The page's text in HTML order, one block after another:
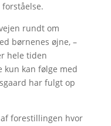
rundt om
børnenes øjne, –
hele tiden
kun kan følge med
har fulgt op
forestillingen hvor